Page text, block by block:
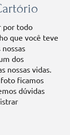
por todo
que você teve
dos
nossas vidas.
ficamos
dúvidas